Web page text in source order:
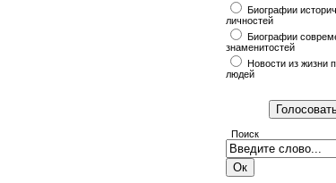
Биографии
личностей
Биографии
знаменитостей
Новости из жизни
людей
Поиск